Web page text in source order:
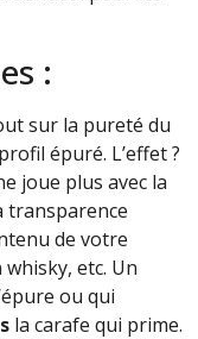
:
sur la pureté du
épuré. L’effet ?
joue plus avec la
transparence
de votre
whisky, etc. Un
ou qui
la carafe qui prime.